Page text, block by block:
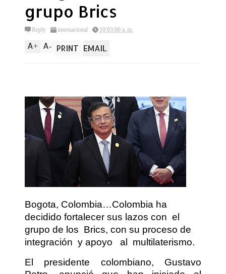
grupo Brics
Reply internacional 10:03:00 a. m.
A+ A- PRINT EMAIL
Bogota, Colombia…Colombia ha
decidido fortalecer sus lazos con el
grupo de los Brics, con su proceso de
integración y apoyo al multilaterismo.
El presidente colombiano, Gustavo